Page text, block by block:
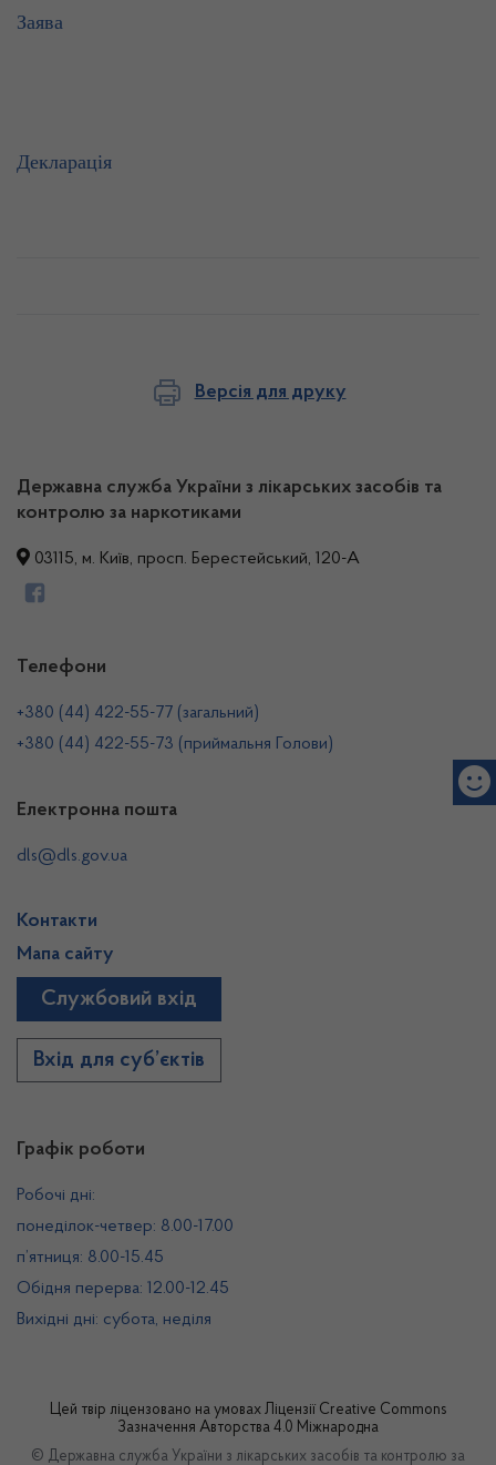
Заява
Декларація
Версія для друку
Державна служба України з лікарських засобів та
контролю за наркотиками
03115, м. Київ, просп. Берестейський, 120-А
Графік роботи
Робочі дні:
понеділок-четвер: 8.00-17.00
п’ятниця: 8.00-15.45
Обідня перерва: 12.00-12.45
Вихідні дні: субота, неділя
Телефони
+380 (44) 422-55-77 (загальний)
+380 (44) 422-55-73 (приймальня Голови)
Електронна пошта
dls@dls.gov.ua
Контакти
Мапа сайту
Службовий вхід
Вхід для суб’єктів
Цей твір ліцензовано на умовах Ліцензії Creative Commons
Зазначення Авторства 4.0 Міжнародна
© Державна служба України з лікарських засобів та контролю за